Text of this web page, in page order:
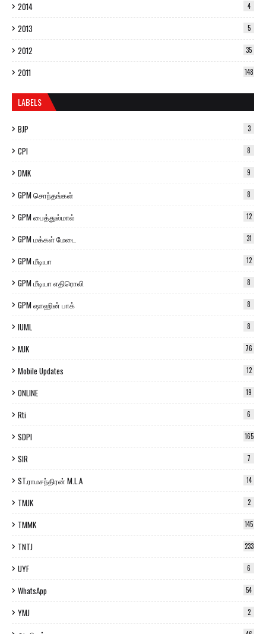
2014 4
2013 5
2012 35
2011 148
LABELS
BJP 3
CPI 8
DMK 9
GPM சொந்தங்கள் 8
GPM பைத்துல்மால் 12
GPM மக்கள் மேடை 31
GPM மீடியா 12
GPM மீடியா எதிரொலி 8
GPM ஷாஹின் பாக் 8
IUML 8
MJK 76
Mobile Updates 12
ONLINE 19
Rti 6
SDPI 165
SIR 7
ST.ராமசந்திரன் M.L.A 14
TMJK 2
TMMK 145
TNTJ 233
UYF 6
WhatsApp 54
YMJ 2